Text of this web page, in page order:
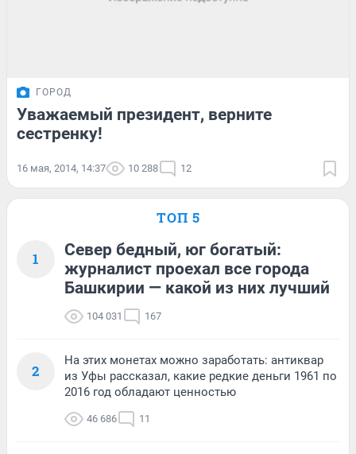
ГОРОД
Уважаемый президент, верните
сестренку!
16 мая, 2014, 14:37 10 288 12
ТОП 5
1
Север бедный, юг богатый:
журналист проехал все города
Башкирии — какой из них лучший
104 031 167
2
На этих монетах можно заработать: антиквар
из Уфы рассказал, какие редкие деньги 1961 по
2016 год обладают ценностью
46 686 11